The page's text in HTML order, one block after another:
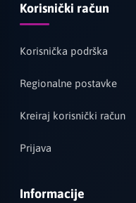
Korisnički račun
Korisnička podrška
Regionalne postavke
Kreiraj korisnički račun
Prijava
Informacije